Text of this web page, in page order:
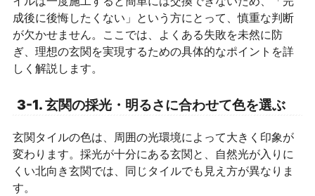
成後に後悔したくない」という方にとって、慎重な判断
が欠かせません。ここでは、よくある失敗を未然に防
ぎ、理想の玄関を実現するための具体的なポイントを詳
しく解説します。
3-1. 玄関の採光・明るさに合わせて色を選ぶ
玄関タイルの色は、周囲の光環境によって大きく印象が
変わります。採光が十分にある玄関と、自然光が入りに
くい北向き玄関では、同じタイルでも見え方が異なりま
す。